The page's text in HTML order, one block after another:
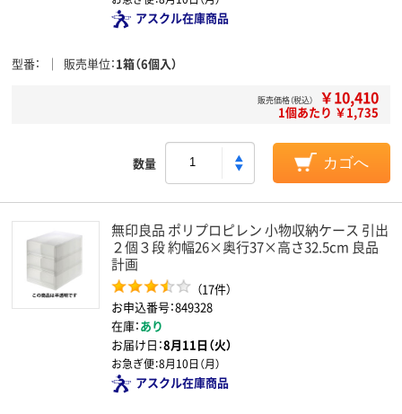
アスクル在庫商品
型番 販売単位 1箱（6個入）
販売価格（税込） ￥10,410
1個あたり ￥1,735
数量 カゴへ
無印良品 ポリプロピレン 小物収納ケース 引出
２個３段 約幅26×奥行37×高さ32.5cm 良品
計画
（17件）
お申込番号：849328
在庫：あり
お届け日：8月11日（火）
お急ぎ便：8月10日（月）
アスクル在庫商品